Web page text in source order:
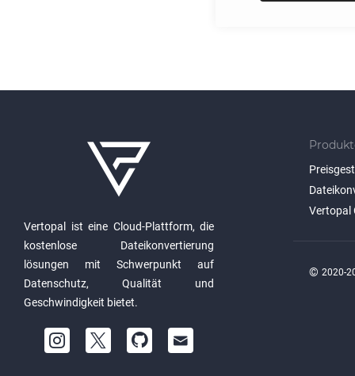
Vertopal ist eine Cloud-Plattform, die
kostenlose Dateikonvertierung
lösungen mit Schwerpunkt auf
Datenschutz, Qualität und
Geschwindigkeit bietet.
Vertopal
© 2020-